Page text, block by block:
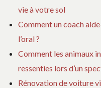
vie à votre sol
Comment un coach
l’oral ?
Comment les animaux
ressenties lors d’un
Rénovation de voiture